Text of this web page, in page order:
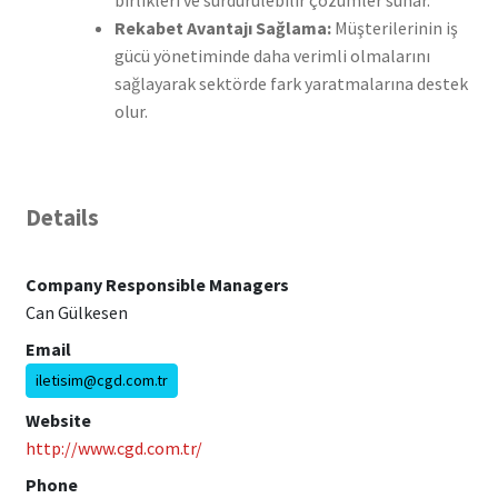
Rekabet Avantajı Sağlama:Müşterilerinin iş
gücü yönetiminde daha verimli olmalarını
sağlayarak sektörde fark yaratmalarına destek
olur.
Details
Company Responsible Managers
Can Gülkesen
Email
iletisim@cgd.com.tr
Website
http://www.cgd.com.tr/
Phone